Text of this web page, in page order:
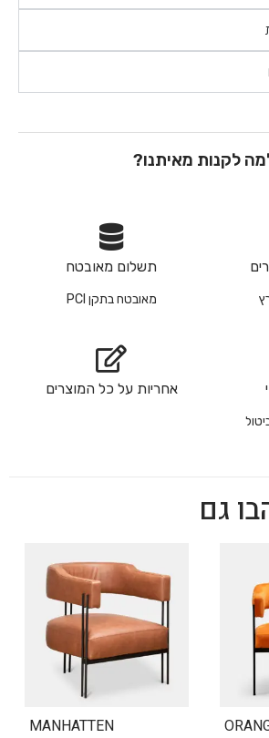
לקנות מאיתנו?
תשלום מאובטח
מאובטח בתקן PCI
אחריות על כל המוצרים
גם
MANHATTEN